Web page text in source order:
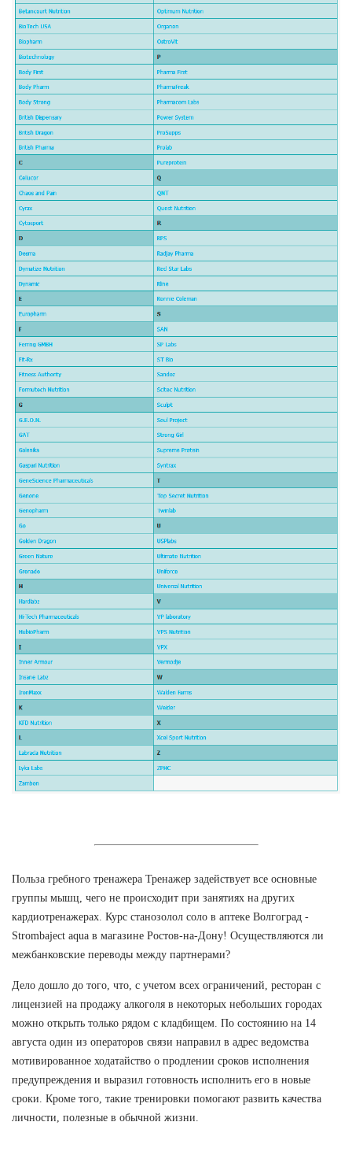
Польза гребного тренажера Тренажер задействует все основные
группы мышц, чего не происходит при занятиях на других
кардиотренажерах. Курс станозолол соло в аптеке Волгоград -
Strombaject aqua в магазине Ростов-на-Дону! Осуществляются ли
межбанковские переводы между партнерами?
Дело дошло до того, что, с учетом всех ограничений, ресторан с
лицензией на продажу алкоголя в некоторых небольших городах
можно открыть только рядом с кладбищем. По состоянию на 14
августа один из операторов связи направил в адрес ведомства
мотивированное ходатайство о продлении сроков исполнения
предупреждения и выразил готовность исполнить его в новые
сроки. Кроме того, такие тренировки помогают развить качества
личности, полезные в обычной жизни.